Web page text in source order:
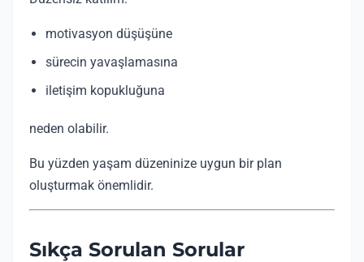
motivasyon düşüşüne
sürecin yavaşlamasına
iletişim kopukluğuna
neden olabilir.
Bu yüzden yaşam düzeninize uygun bir plan
oluşturmak önemlidir.
Sıkça Sorulan Sorular